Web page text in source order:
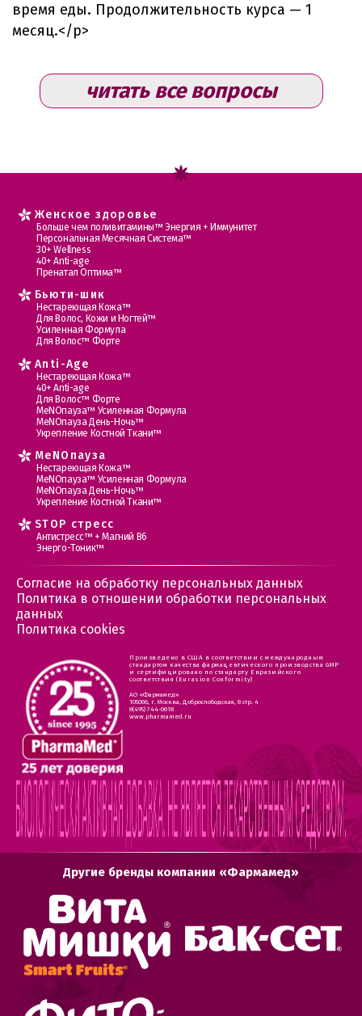
время еды. Продолжительность курса — 1
месяц.</p>
читать все вопросы
Женское здоровье
Больше чем поливитамины™ Энергия + Иммунитет
Персональная Месячная Система™
30+ Wellness
40+ Anti-age
Пренатал Оптима™
Бьюти-шик
Нестареющая Кожа™
Для Волос, Кожи и Ногтей™
Усиленная Формула
Для Волос™ Форте
Anti-Age
Нестареющая Кожа™
40+ Anti-age
Для Волос™ Форте
МеNOпауза™ Усиленная Формула
МеNOпауза День-Ночь™
Укрепление Костной Ткани™
MеNOпауза
Нестареющая Кожа™
МеNOпауза™ Усиленная Формула
МеNOпауза День-Ночь™
Укрепление Костной Ткани™
STOP стресс
Антистресс™ + Магний В6
Энерго-Тоник™
Согласие на обработку персональных данных
Политика в отношении обработки персональных
данных
Политика cookies
Произведено в США в соответствии с международным
стандартом качества фармацевтического производства GMP
и сертифицировано по стандарту Евразийского
соответствия (Eurasion Conformity)
АО «Фармамед»
105066, г. Москва, Доброслободская, 8 стр. 4
8(495) 744-0618
www.pharmamed.ru
Другие бренды компании «Фармамед»